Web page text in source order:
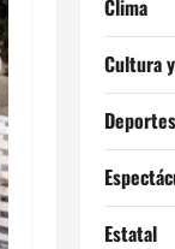
Clima
Cultura
Deportes
Estatal